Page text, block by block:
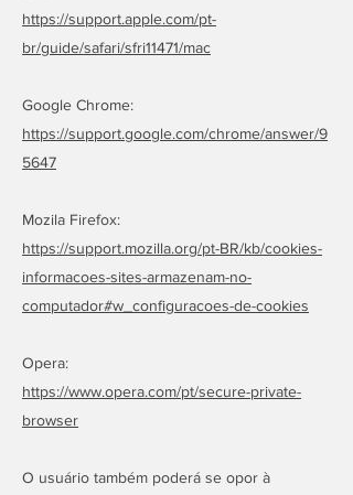
https://support.apple.com/pt-
br/guide/safari/sfri11471/mac
Google Chrome:
https://support.google.com/chrome/answer/9
5647
Mozila Firefox:
https://support.mozilla.org/pt-BR/kb/cookies-
informacoes-sites-armazenam-no-
computador#w_configuracoes-de-cookies
Opera:
https://www.opera.com/pt/secure-private-
browser
O usuário também poderá se opor à